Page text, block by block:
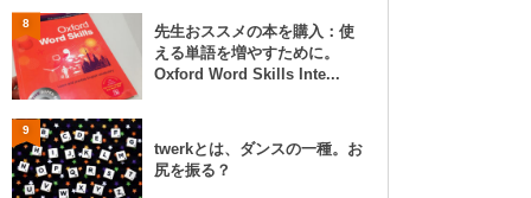
8
先生おススメの本を購入：使
える単語を増やすために。
Oxford Word Skills Inte...
9
twerkとは、ダンスの一種。お
尻を振る？